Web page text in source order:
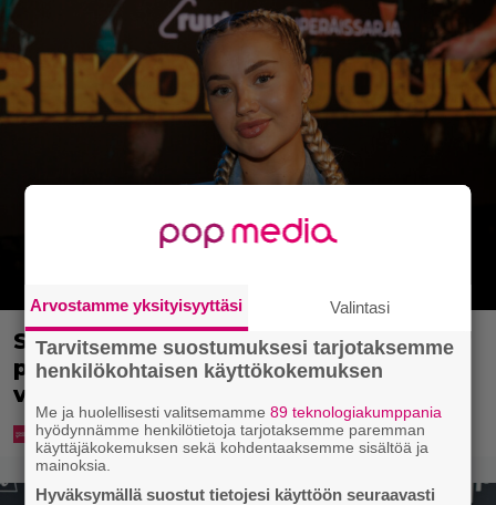
Sonja Aiello hullaantui elämään
pienellä paikkakunnalla – ”Voi ottaa
vaikka ilman yläosaa aurinkoa”
Arvostamme yksityisyyttäsi Valintasi
Tarvitsemme suostumuksesi tarjotaksemme
henkilökohtaisen käyttökokemuksen
Me ja huolellisesti valitsemamme89 teknologiakumppania
hyödynnämme henkilötietoja tarjotaksemme paremman
käyttäjäkokemuksen sekä kohdentaaksemme sisältöä ja
mainoksia.
Hyväksymällä suostut tietojesi käyttöön seuraavasti